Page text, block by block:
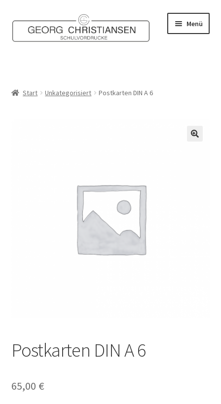
Zur
Navigation
springen
Zum
Inhalt
springen
Menü
Start Unkategorisiert Postkarten DIN A 6
Postkarten DIN A 6
65,00 €